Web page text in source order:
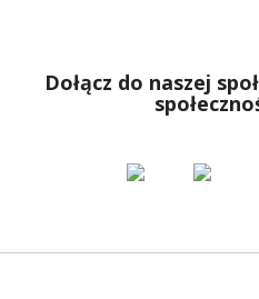
Dołącz do naszej